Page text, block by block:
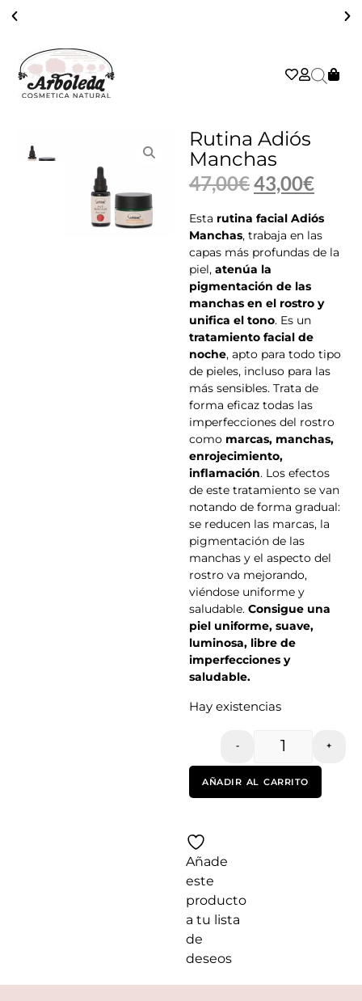
COSMÉTICA NATURAL, ARTESANA, VEGANA, SOSTENIBLE Y EFICAZ
Rutina Adiós
Manchas
47,00€43,00€
Esta rutina facial Adiós
Manchas, trabaja en las
capas más profundas de la
piel, atenúa la
pigmentación de las
manchas en el rostro y
unifica el tono. Es un
tratamiento facial de
noche, apto para todo tipo
de pieles, incluso para las
más sensibles. Trata de
forma eficaz todas las
imperfecciones del rostro
como marcas, manchas,
enrojecimiento,
inflamación. Los efectos
de este tratamiento se van
notando de forma gradual:
se reducen las marcas, la
pigmentación de las
manchas y el aspecto del
rostro va mejorando,
viéndose uniforme y
saludable. Consigue una
piel uniforme, suave,
luminosa, libre de
imperfecciones y
saludable.
Hay existencias
- +
AÑADIR AL CARRITO
Añade
este
producto
a tu lista
de
deseos